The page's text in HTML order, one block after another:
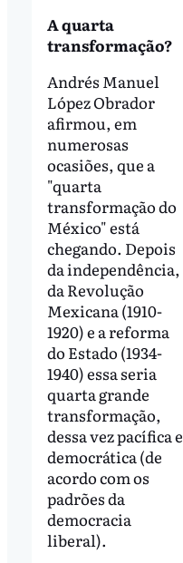
A quarta
transformação?
Andrés Manuel
López Obrador
afirmou, em
numerosas
ocasiões, que a
"quarta
transformação do
México" está
chegando. Depois
da independência,
da Revolução
Mexicana (1910-
1920) e a reforma
do Estado (1934-
1940) essa seria
quarta grande
transformação,
dessa vez pacífica e
democrática (de
acordo com os
padrões da
democracia
liberal).